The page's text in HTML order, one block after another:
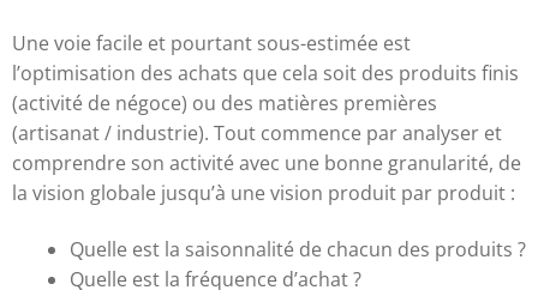
Une voie facile et pourtant sous-estimée est
l’optimisation des achats que cela soit des produits finis
(activité de négoce) ou des matières premières
(artisanat / industrie). Tout commence par analyser et
comprendre son activité avec une bonne granularité, de
la vision globale jusqu’à une vision produit par produit :
Quelle est la saisonnalité de chacun des produits ?
Quelle est la fréquence d’achat ?